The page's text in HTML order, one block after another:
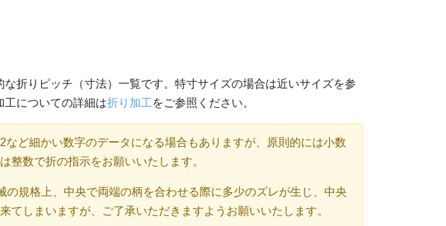
折りピッチ（寸法）一覧です。特寸サイズの場合は近いサイズを参
工についての詳細は折り加工 をご参照ください。
など細かい数字のデータになる場合もありますが、原則的には小数
整数で折の指示をお願いいたします。
の規格上、中央で両端の柄を合わせる際に多少のズレが生じ、中央
てしまいますが、ご了承いただきますようお願いいたします。